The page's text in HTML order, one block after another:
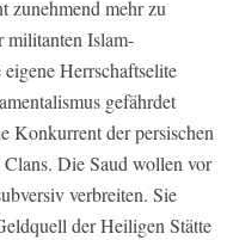
zunehmend mehr zu
militanten Islam-
Herrschaftselite
gefährdet
Konkurrent der persischen
Die Saud wollen vor
verbreiten. Sie
der Heiligen Stätte